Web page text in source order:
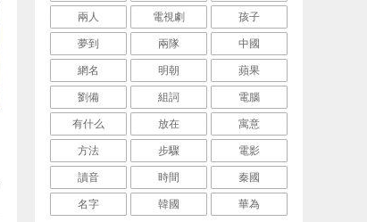
兩人
電視劇
孩子
夢到
兩隊
中國
網名
明朝
蘋果
劉備
組詞
電腦
有什么
放在
寓意
方法
步驟
電影
讀音
時間
秦國
名字
韓國 華為